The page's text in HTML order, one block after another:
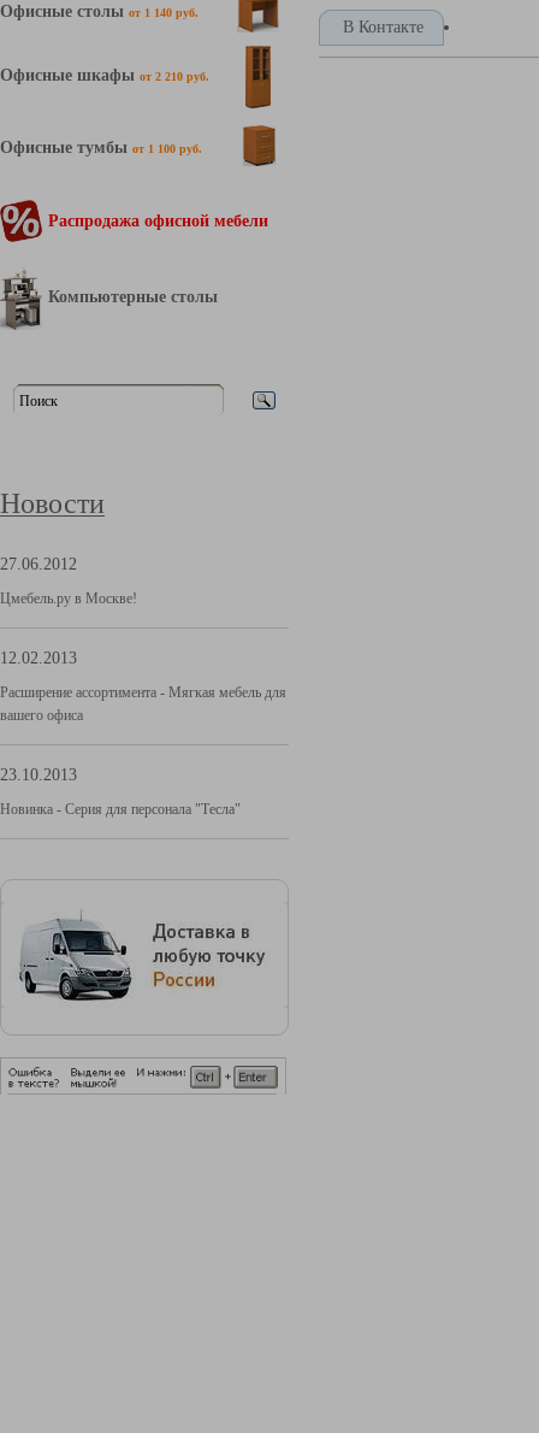
Офисные столы от 1 140 руб.
Офисные шкафы от 2 210 руб.
Офисные тумбы от 1 100 руб.
Распродажа офисной мебели
Компьютерные столы
Новости
27.06.2012
Цмебель.ру в Москве!
12.02.2013
Расширение ассортимента - Мягкая мебель для
вашего офиса
23.10.2013
Новинка - Серия для персонала "Тесла"
В Контакте